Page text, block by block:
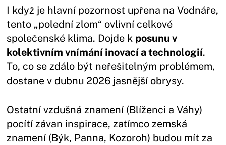
I když je hlavní pozornost upřena na Vodnáře,
tento „polední zlom“ ovlivní celkové
společenské klima. Dojde k posunu v
kolektivním vnímání inovací a technologií.
To, co se zdálo být neřešitelným problémem,
dostane v dubnu 2026 jasnější obrysy.
Ostatní vzdušná znamení (Blíženci a Váhy)
pocítí závan inspirace, zatímco zemská
znamení (Býk, Panna, Kozoroh) budou mít za